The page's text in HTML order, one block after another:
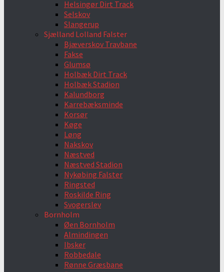
Helsingør Dirt Track
Selskov
Slangerup
Sjælland Lolland Falster
Bjæverskov Travbane
Fakse
Glumsø
Holbæk Dirt Track
Holbæk Stadion
Kalundborg
Karrebæksminde
Korsør
Køge
Løng
Nakskov
Næstved
Næstved Stadion
Nykøbing Falster
Ringsted
Roskilde Ring
Svogerslev
Bornholm
Øen Bornholm
Almindingen
Ibsker
Robbedale
Rønne Græsbane